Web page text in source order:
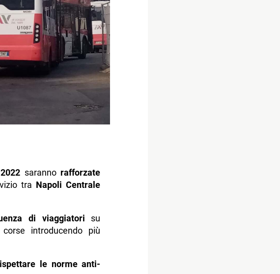
saranno rafforzate
tra Napoli Centrale
di viaggiatori su
introducendo più
le norme anti-